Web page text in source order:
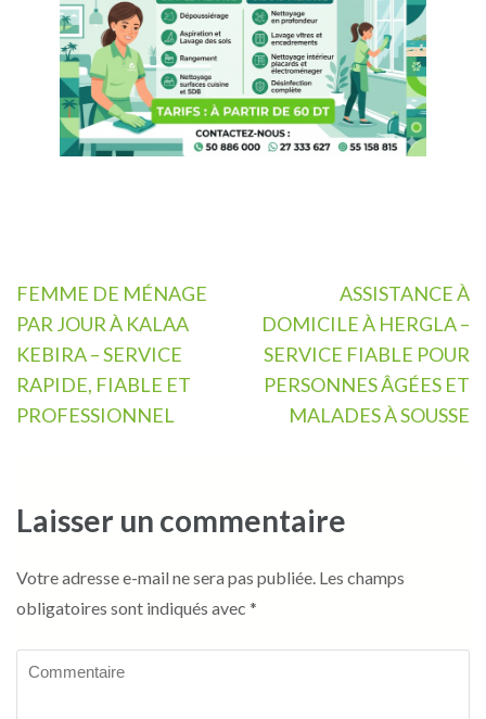
Navigation
de
l’article
FEMME DE MÉNAGE
PAR JOUR À KALAA
KEBIRA – SERVICE
RAPIDE, FIABLE ET
PROFESSIONNEL
ASSISTANCE À
DOMICILE À HERGLA –
SERVICE FIABLE POUR
PERSONNES ÂGÉES ET
MALADES À SOUSSE
Laisser un commentaire
Votre adresse e-mail ne sera pas publiée. Les champs
obligatoires sont indiqués avec *
Commentaire